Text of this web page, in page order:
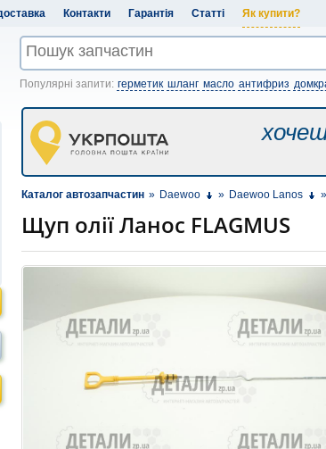
Контакти Гарантія Статті Як купити?
Популярні запити: герметик шланг масло антифриз
Каталог автозапчастин » Daewoo » Daewoo Lanos »
Щуп олії Ланос FLAGMUS